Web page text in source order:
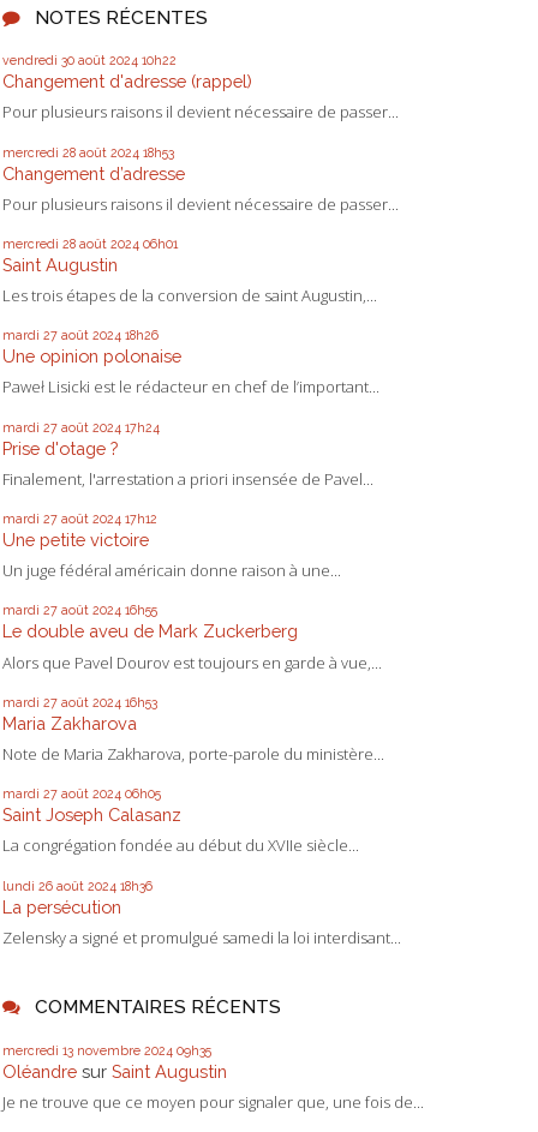
NOTES RÉCENTES
vendredi 30 août 2024 10h22
Changement d'adresse (rappel)
Pour plusieurs raisons il devient nécessaire de passer...
mercredi 28 août 2024 18h53
Changement d’adresse
Pour plusieurs raisons il devient nécessaire de passer...
mercredi 28 août 2024 06h01
Saint Augustin
Les trois étapes de la conversion de saint Augustin,...
mardi 27 août 2024 18h26
Une opinion polonaise
Paweł Lisicki est le rédacteur en chef de l’important...
mardi 27 août 2024 17h24
Prise d'otage ?
Finalement, l'arrestation a priori insensée de Pavel...
mardi 27 août 2024 17h12
Une petite victoire
Un juge fédéral américain donne raison à une...
mardi 27 août 2024 16h55
Le double aveu de Mark Zuckerberg
Alors que Pavel Dourov est toujours en garde à vue,...
mardi 27 août 2024 16h53
Maria Zakharova
Note de Maria Zakharova, porte-parole du ministère...
mardi 27 août 2024 06h05
Saint Joseph Calasanz
La congrégation fondée au début du XVIIe siècle...
lundi 26 août 2024 18h36
La persécution
Zelensky a signé et promulgué samedi la loi interdisant...
COMMENTAIRES RÉCENTS
mercredi 13 novembre 2024 09h35
Oléandre sur Saint Augustin
Je ne trouve que ce moyen pour signaler que, une fois de...